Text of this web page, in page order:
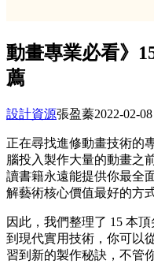
動畫專業必看》
薦
設計資源張盈蓁2022-02-08
正在尋找進修動畫技術的
腦投入製作大量的動畫
讀書籍永遠能提供你最全
解藝術核心價值最好的方式
因此，我們整理了 15 本
到現代實用技術，你可以
習到新的製作秘訣，不管